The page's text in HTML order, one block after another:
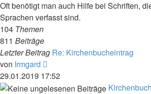
Oft benötigt man auch Hilfe bei Schriften,
Sprachen verfasst sind.
104 Themen
811 Beiträge
Letzter Beitrag Re: Kirchenbucheintrag
von Irmgard
Beitrag
29.01.2019 17:52